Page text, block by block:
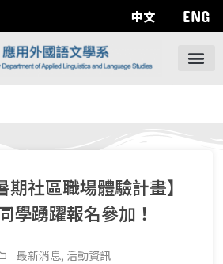
中文 ENG
期社區職場體驗計畫】
學踴躍報名參加！
最新消息, 活動資訊